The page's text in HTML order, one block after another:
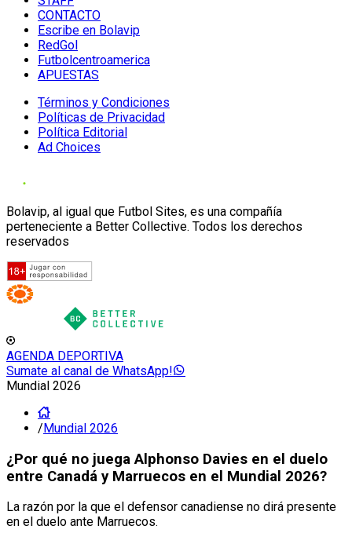
CONTACTO
Escribe en Bolavip
RedGol
Futbolcentroamerica
APUESTAS
Términos y Condiciones
Políticas de Privacidad
Política Editorial
Ad Choices
Bolavip, al igual que Futbol Sites, es una compañía
perteneciente a Better Collective. Todos los derechos
reservados
AGENDA DEPORTIVA
Sumate al canal de WhatsApp!
Mundial 2026
/Mundial 2026
¿Por qué no juega Alphonso Davies en el duelo
entre Canadá y Marruecos en el Mundial 2026?
La razón por la que el defensor canadiense no dirá presente
en el duelo ante Marruecos.